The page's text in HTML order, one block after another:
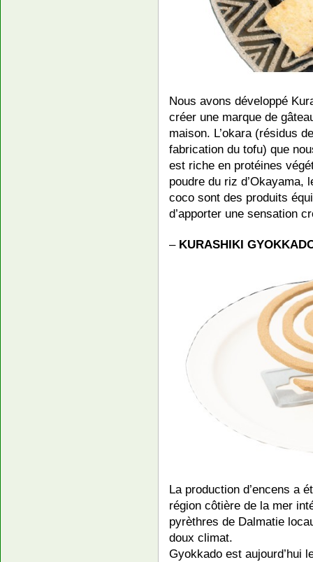
Nous avons développé
créer une marque de
maison. L’okara (résidus
fabrication du tofu) que
est riche en protéines
poudre du riz d’Okayama,
coco sont des produits
d’apporter une sensation
– KURASHIKI
La production d’encens a
région côtière de la mer
pyrèthres de Dalmatie
doux climat.
Gyokkado est aujourd’hui